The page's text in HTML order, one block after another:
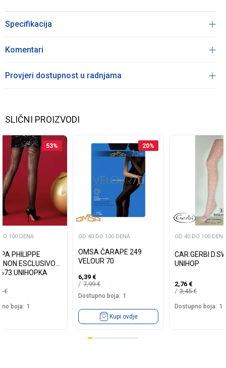
Specifikacija
Komentari
Provjeri dostupnost u radnjama
SLIČNI PROIZVODI
53%
100 DENA
PHILIPPE
ESCLUSIVO
UNIHOPKA
€
boja: 1
20%
OD 40 DO 100 DENA
OMSA ČARAPE 249
VELOUR 70
6,39 €
7,99€
Dostupno boja: 1
Kupi ovdje
OD 40 DO 100 DENA
CAR.GERBI
UNIHOP
2,76 €
3,45€
Dostupno boja: 1